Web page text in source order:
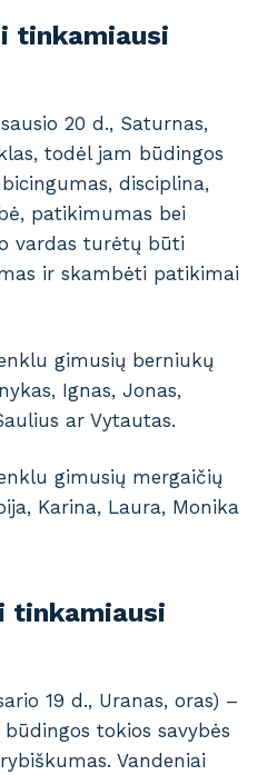
tinkamiausi
20 d., Saturnas,
todėl jam būdingos
disciplina,
patikimumas bei
vardas turėtų būti
ir skambėti patikimai
gimusių berniukų
Ignas, Jonas,
ar Vytautas.
gimusių mergaičių
Karina, Laura, Monika
tinkamiausi
19 d., Uranas, oras) –
tokios savybės
Vandeniai